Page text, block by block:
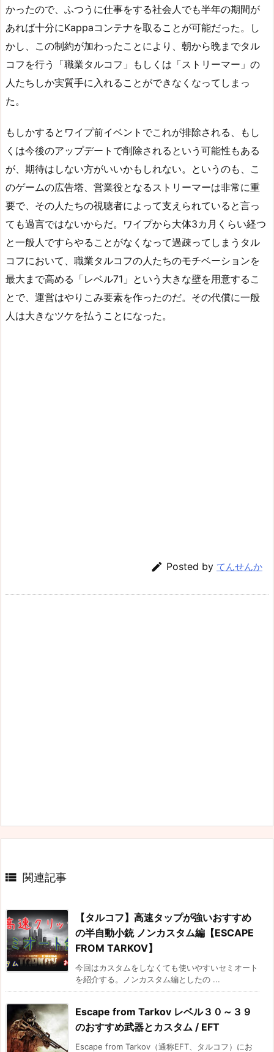
かったので、ふつうに仕事をする社会人でも半年の期間が
あれば十分にKappaコンテナを取ることが可能だった。し
かし、この制約が加わったことにより、朝から晩までタル
コフを行う「職業タルコフ」もしくは「ストリーマー」の
人たちしか実質手に入れることができなくなってしまっ
た。
もしかするとワイプ前イベントでこれが排除される、もし
くは今後のアップデートで削除されるという可能性もある
が、期待はしない方がいいかもしれない。というのも、こ
のゲームの広告塔、営業役となるストリーマーは非常に重
要で、その人たちの視聴者によって支えられていると言っ
ても過言ではないからだ。ワイプから大体3カ月くらい経つ
と一般人ですらやることがなくなって過疎ってしまうタル
コフにおいて、職業タルコフの人たちのモチベーションを
最大まで高める「レベル71」という大きな壁を用意するこ
とで、運営はやりこみ要素を作ったのだ。その代償に一般
人は大きなツケを払うことになった。
 Posted by てんせんか
 関連記事
【タルコフ】高速タップが強いおすすめ
の半自動小銃 ノンカスタム編【ESCAPE
FROM TARKOV】
今回はカスタムをしなくても使いやすいセミオート
を紹介する。ノンカスタム編としたの ...
Escape from Tarkov レベル３０～３９
のおすすめ武器とカスタム / EFT
Escape from Tarkov（通称EFT、タルコフ）にお